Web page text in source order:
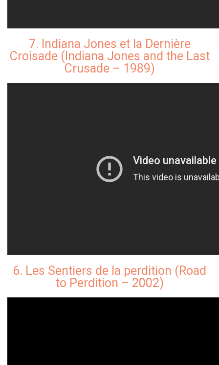
7. Indiana Jones et la Dernière
Croisade (Indiana Jones and the Last
Crusade – 1989)
6. Les Sentiers de la perdition (Road
to Perdition – 2002)